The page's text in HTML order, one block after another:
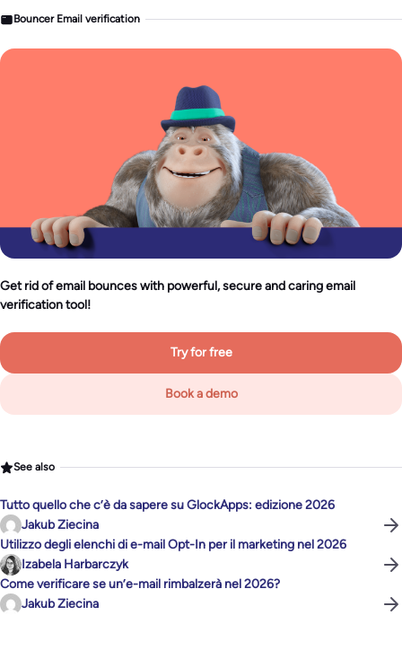
Bouncer Email verification
Get rid of email bounces with powerful, secure and caring email
verification tool!
Try for free
Book a demo
See also
Tutto quello che c’è da sapere su GlockApps: edizione 2026
Jakub Ziecina
Utilizzo degli elenchi di e-mail Opt-In per il marketing nel 2026
Izabela Harbarczyk
Come verificare se un’e-mail rimbalzerà nel 2026?
Jakub Ziecina